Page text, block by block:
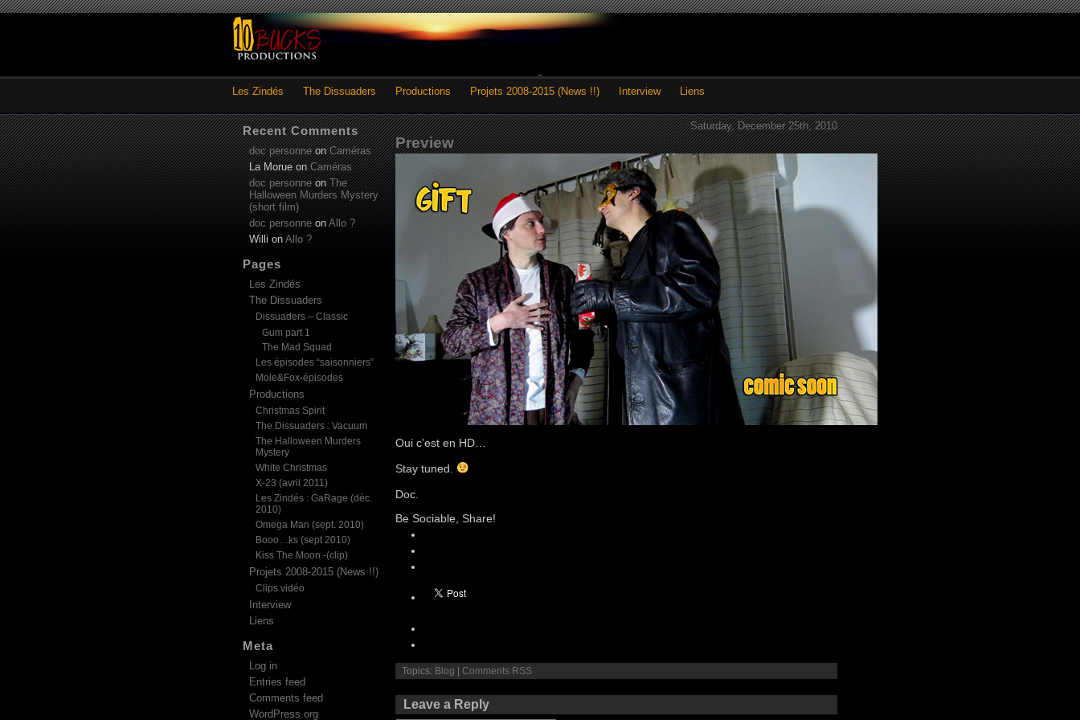
Les Zindés The Dissuaders Productions Projets 2008-2015 (News !!) Interview Liens
Saturday, December 25th, 2010
Preview
Oui c’est en HD…
Stay tuned.
Doc.
Be Sociable, Share!
Topics: Blog Comments RSS
Leave a Reply
Recent Comments
doc personneonCaméras
La MorueonCaméras
doc personneonThe
Halloween Murders Mystery
(short film)
doc personne on Allo ?
Willi on Allo ?
Pages
Les Zindés
The Dissuaders
Dissuaders – Classic
Gum part 1
The Mad Squad
Les épisodes “saisonniers”
Mole&Fox-épisodes
Productions
Christmas Spirit
The Dissuaders : Vacuum
The Halloween Murders
Mystery
White Christmas
X-23 (avril 2011)
Les Zindés : GaRage (déc.
2010)
Omega Man (sept. 2010)
Booo…ks (sept 2010)
Kiss The Moon -(clip)
Projets 2008-2015 (News !!)
Clips vidéo
Interview
Liens
Meta
Log in
Entries feed
Comments feed
WordPress.org